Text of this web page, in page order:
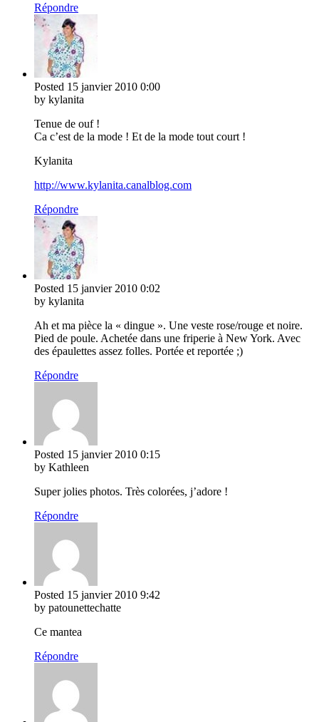
Répondre
Posted 15 janvier 2010 0:00
by kylanita
Tenue de ouf !
Ca c’est de la mode ! Et de la mode tout court !
Kylanita
http://www.kylanita.canalblog.com
Répondre
Posted 15 janvier 2010 0:02
by kylanita
Ah et ma pièce la « dingue ». Une veste rose/rouge et noire.
Pied de poule. Achetée dans une friperie à New York. Avec
des épaulettes assez folles. Portée et reportée ;)
Répondre
Posted 15 janvier 2010 0:15
by Kathleen
Super jolies photos. Très colorées, j’adore !
Répondre
Posted 15 janvier 2010 9:42
by patounettechatte
Ce mantea
Répondre